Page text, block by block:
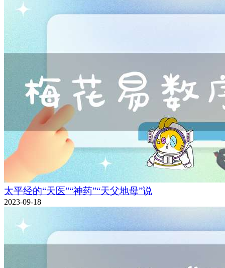
太平经的“天医”“神药”“天父地母”说
2023-09-18